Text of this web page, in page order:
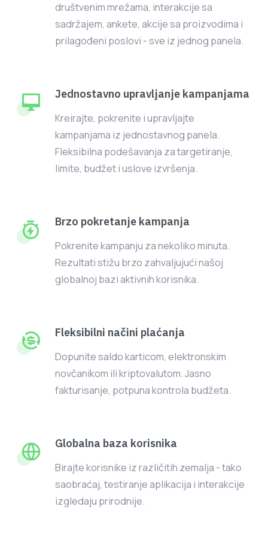
društvenim mrežama, interakcije sa
sadržajem, ankete, akcije sa proizvodima i
prilagođeni poslovi - sve iz jednog panela.
Jednostavno upravljanje kampanjama
Kreirajte, pokrenite i upravljajte
kampanjama iz jednostavnog panela.
Fleksibilna podešavanja za targetiranje,
limite, budžet i uslove izvršenja.
Brzo pokretanje kampanja
Pokrenite kampanju za nekoliko minuta.
Rezultati stižu brzo zahvaljujući našoj
globalnoj bazi aktivnih korisnika.
Fleksibilni načini plaćanja
Dopunite saldo karticom, elektronskim
novčanikom ili kriptovalutom. Jasno
fakturisanje, potpuna kontrola budžeta.
Globalna baza korisnika
Birajte korisnike iz različitih zemalja - tako
saobraćaj, testiranje aplikacija i interakcije
izgledaju prirodnije.